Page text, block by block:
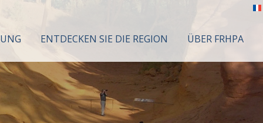
ENTDECKEN SIE DIE REGION ÜBER FRHPA